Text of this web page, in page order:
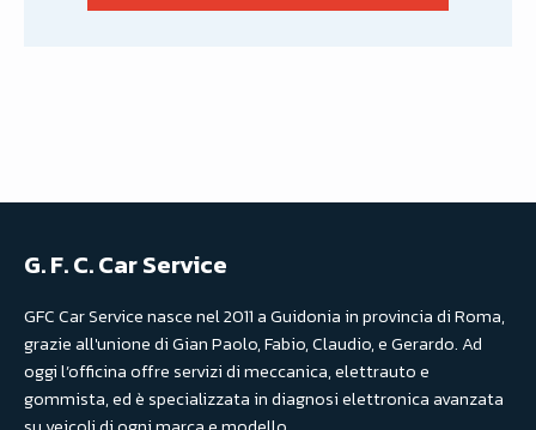
G. F. C. Car Service
GFC Car Service nasce nel 2011 a Guidonia in provincia di Roma,
grazie all'unione di Gian Paolo, Fabio, Claudio, e Gerardo. Ad
oggi l’officina offre servizi di meccanica, elettrauto e
gommista, ed è specializzata in diagnosi elettronica avanzata